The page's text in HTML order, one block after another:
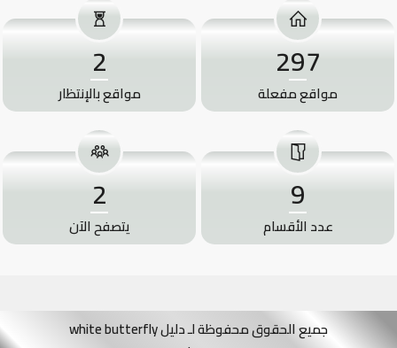
297
مواقع مفعلة
2
مواقع بالإنتظار
9
عدد الأقسام
2
يتصفح الآن
جميع الحقوق محفوظة لـ دليل white butterfly